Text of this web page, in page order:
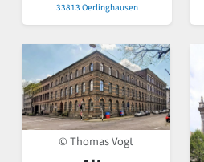
33813 Oerlinghausen
© Thomas Vogt